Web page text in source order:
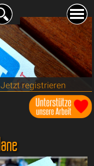
Jetzt registrieren